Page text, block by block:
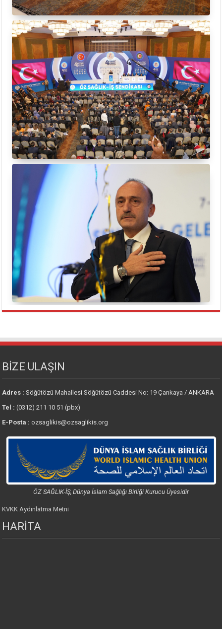
BİZE ULAŞIN
Adres :Söğütözü Mahallesi Söğütözü Caddesi No: 19 Çankaya / ANKARA
Tel : (0312) 211 10 51 (pbx)
E-Posta : ozsaglikis@ozsaglikis.org
ÖZ SAĞLIK-İŞ, Dünya İslam Sağlığı Birliği Kurucu Üyesidir
KVKK Aydınlatma Metni
HARİTA